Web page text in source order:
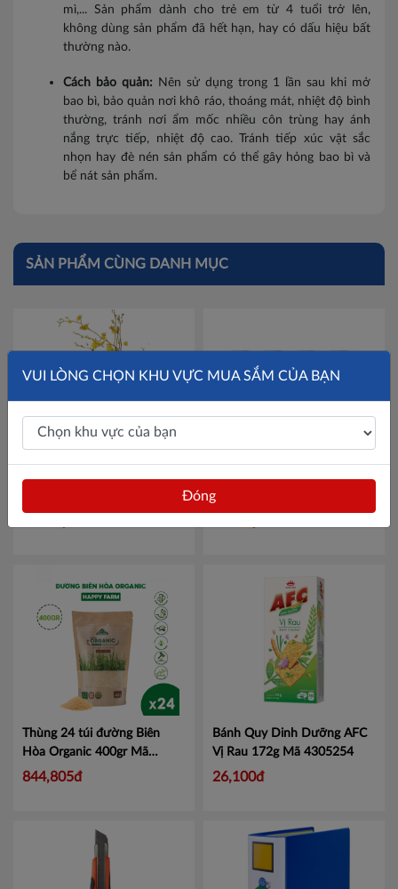
mì,... Sản phẩm dành cho trẻ em từ 4 tuổi trở lên,
không dùng sản phẩm đã hết hạn, hay có dấu hiệu bất
thường nào.
Cách bảo quản: Nên sử dụng trong 1 lần sau khi mở
bao bì, bảo quản nơi khô ráo, thoáng mát, nhiệt độ bình
thường, tránh nơi ẩm mốc nhiều côn trùng hay ánh
nắng trực tiếp, nhiệt độ cao. Tránh tiếp xúc vật sắc
nhọn hay đè nén sản phẩm có thể gây hỏng bao bì và
bể nát sản phẩm.
SẢN PHẨM CÙNG DANH MỤC
Hộp Đựng 2 Bánh Trung Thu
H2BTC
Thùng 48 chai sữa uống lên
men hương dâu TH True
Yogurt 85mlMã 452540309
Thùng 24 túi đường Biên
Hòa Organic 400gr Mã
ĐBHQ400G
844,805đ
Bánh Quy Dinh Dưỡng AFC
Vị Rau 172g Mã 4305254
26,100đ
VUI LÒNG CHỌN KHU VỰC MUA SẮM CỦA BẠN
Đóng